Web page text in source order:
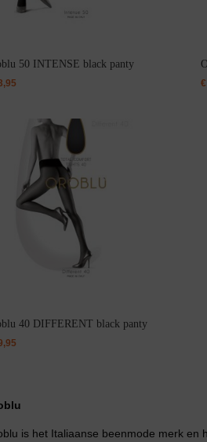
50 INTENSE black panty
€
40 DIFFERENT black panty
is het Italiaanse beenmode merk en